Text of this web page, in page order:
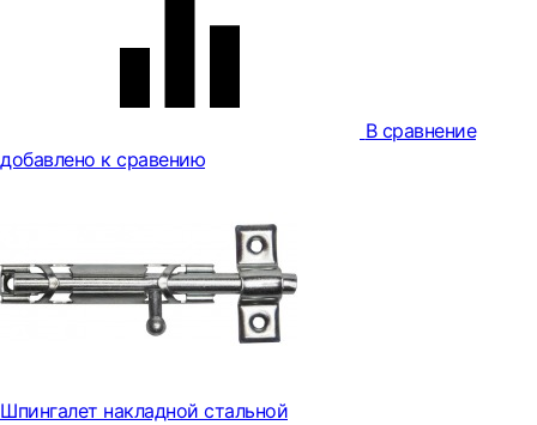
В сравнение
добавлено к сравению
Шпингалет накладной стальной